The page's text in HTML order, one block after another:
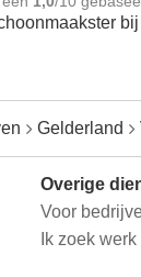
Gelderland
Overige
Voor
Ik zoek werk